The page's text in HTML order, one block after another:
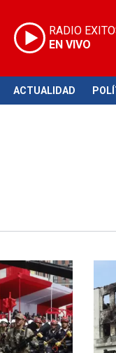
RADIO
EN VIVO
ACTUALIDAD